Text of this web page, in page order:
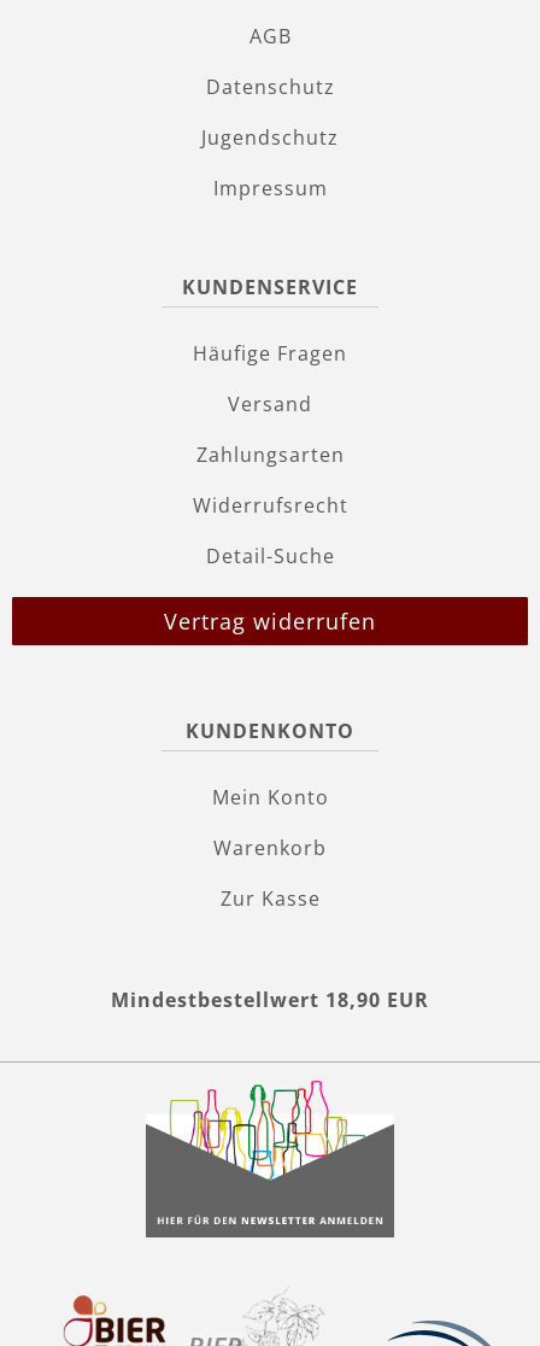
AGB
Datenschutz
Jugendschutz
Impressum
KUNDENSERVICE
Häufige Fragen
Versand
Zahlungsarten
Widerrufsrecht
Detail-Suche
Vertrag widerrufen
KUNDENKONTO
Mein Konto
Warenkorb
Zur Kasse
Mindestbestellwert 18,90 EUR